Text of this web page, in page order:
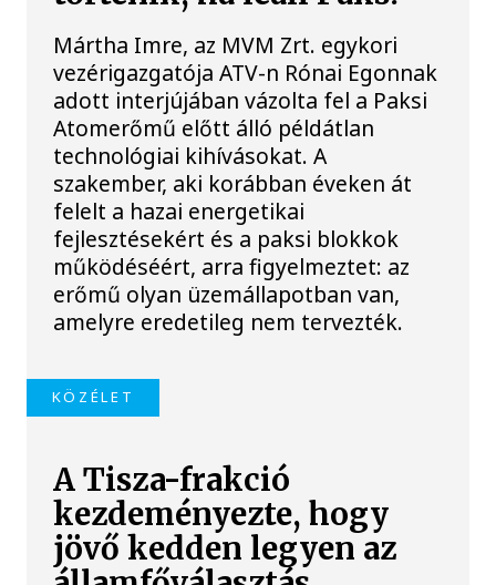
Mártha Imre, az MVM Zrt. egykori
vezérigazgatója ATV-n Rónai Egonnak
adott interjújában vázolta fel a Paksi
Atomerőmű előtt álló példátlan
technológiai kihívásokat. A
szakember, aki korábban éveken át
felelt a hazai energetikai
fejlesztésekért és a paksi blokkok
működéséért, arra figyelmeztet: az
erőmű olyan üzemállapotban van,
amelyre eredetileg nem tervezték.
KÖZÉLET
A Tisza-frakció
kezdeményezte, hogy
jövő kedden legyen az